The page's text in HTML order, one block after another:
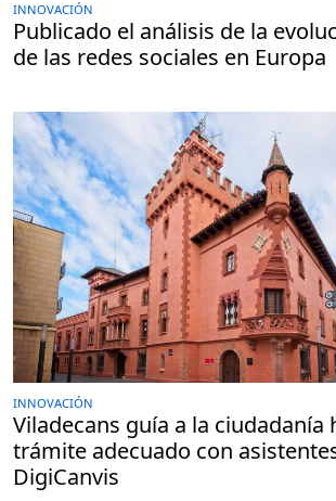
INNOVACIÓN
Publicado el análisis de la
de las redes sociales en Europa
INNOVACIÓN
Viladecans guía a la ciudadanía
trámite adecuado con
DigiCanvis